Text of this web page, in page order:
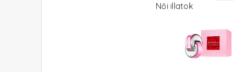
Női illatok